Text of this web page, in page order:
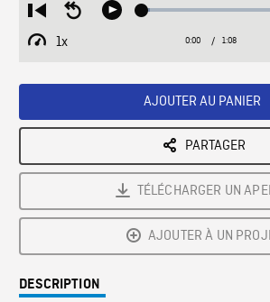
Restart
from
beginning
Seek
Play Loaded:
1x
Playback
Current
0:00 / Duration
1:08
AJOUTER AU PANIER
PARTAGER
TÉLÉCHARGER UN
AJOUTER À UN
DESCRIPTION